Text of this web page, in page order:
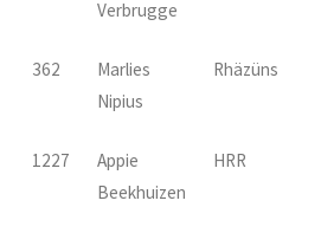
Verbrugge
362
Marlies
Nipius
Rhäzüns
1227
Appie
Beekhuizen
HRR